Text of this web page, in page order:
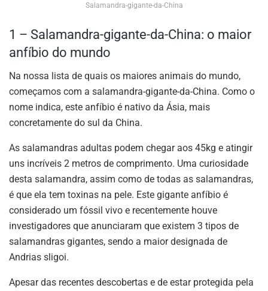
Salamandra-gigante-da-China
1 – Salamandra-gigante-da-China: o maior
anfíbio do mundo
Na nossa lista de quais os maiores animais do mundo,
começamos com a salamandra-gigante-da-China. Como o
nome indica, este anfíbio é nativo da Ásia, mais
concretamente do sul da China.
As salamandras adultas podem chegar aos 45kg e atingir
uns incríveis 2 metros de comprimento. Uma curiosidade
desta salamandra, assim como de todas as salamandras,
é que ela tem toxinas na pele. Este gigante anfíbio é
considerado um fóssil vivo e recentemente houve
investigadores que anunciaram que existem 3 tipos de
salamandras gigantes, sendo a maior designada de
Andrias sligoi.
Apesar das recentes descobertas e de estar protegida pela